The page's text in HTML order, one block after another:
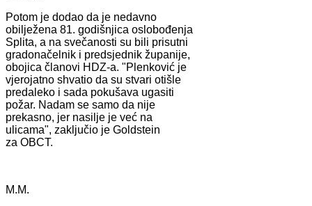
Potom je dodao da je nedavno
obilježena 81. godišnjica oslobođenja
Splita, a na svečanosti su bili prisutni
gradonačelnik i predsjednik županije,
obojica članovi HDZ-a. "Plenković je
vjerojatno shvatio da su stvari otišle
predaleko i sada pokušava ugasiti
požar. Nadam se samo da nije
prekasno, jer nasilje je već na
ulicama", zaključio je Goldstein
za OBCT.
M.M.